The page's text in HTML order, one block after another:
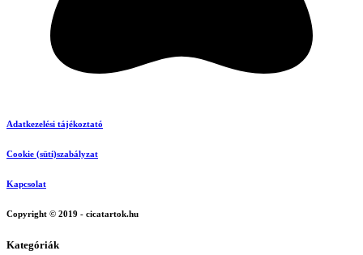
Adatkezelési tájékoztató
Cookie (süti)szabályzat
Kapcsolat
Copyright © 2019 - cicatartok.hu
Kategóriák